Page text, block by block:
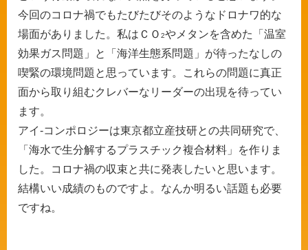
今回のコロナ禍でもたびたびそのようなドロナワ的な
場面がありました。私はＣＯ 2やメタンを含めた「温室
効果ガス問題」と「海洋生態系問題」が待ったなしの
喫緊の環境問題と思っています。これらの問題に真正
面から取り組むクレバーなリーダーの出現を待ってい
ます。
アイ-コンポロジーは東京都立産技研との共同研究で、
「海水で生分解するプラスチック複合材料」を作りま
した。コロナ禍の収束と共に発表したいと思います。
結構いい成績のものですよ。なんか明るい話題も必要
ですね。